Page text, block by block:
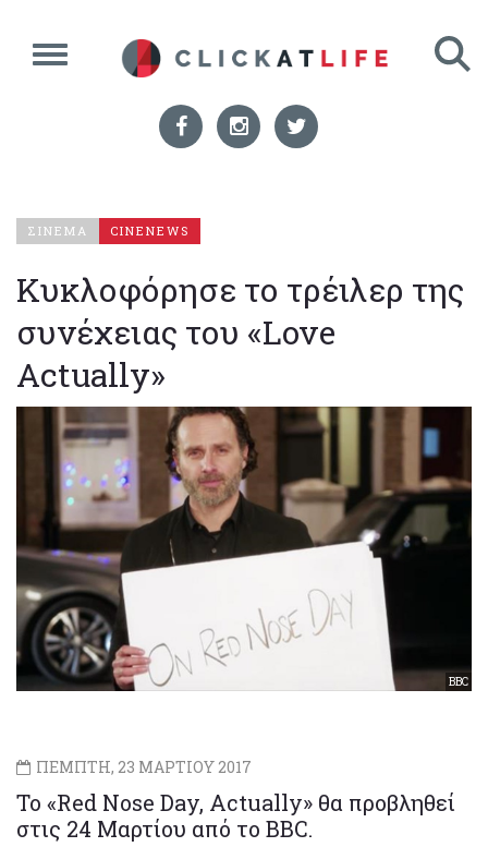
ΣΙΝΕΜΑ CINENEWS
Κυκλοφόρησε το τρέιλερ της
συνέχειας του «Love
Actually»
BBC
ΠΕΜΠΤΗ, 23 ΜΑΡΤΙΟΥ 2017
To «Red Nose Day, Actually» θα προβληθεί
στις 24 Μαρτίου από το BBC.